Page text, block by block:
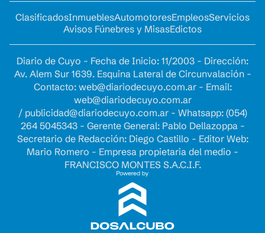
ClasificadosInmueblesAutomotoresEmpleosServicios
Avisos Fúnebres y MisasEdictos
Diario de Cuyo - Fecha de Inicio: 11/2003 - Dirección:
Av. Alem Sur 1639. Esquina Lateral de Circunvalación -
Contacto: web@diariodecuyo.com.ar- Email:
web@diariodecuyo.com.ar
/ publicidad@diariodecuyo.com.ar- Whatsapp: (054)
264 5045343 - Gerente General: Pablo Dellazoppa -
Secretario de Redacción: Diego Castillo - Editor Web:
Mario Romero - Empresa propietaria del medio -
FRANCISCO MONTES S.A.C.I.F.